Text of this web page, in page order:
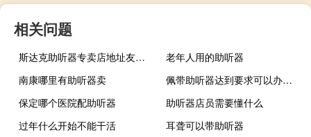
相关问题
斯达克助听器专卖店地址友谊医院
老年人用的助听器
南康哪里有助听器卖
佩带助听器达到要求可以办摩托车驾驶证么
保定哪个医院配助听器
助听器店员需要懂什么
过年什么开始不能干活
耳聋可以带助听器